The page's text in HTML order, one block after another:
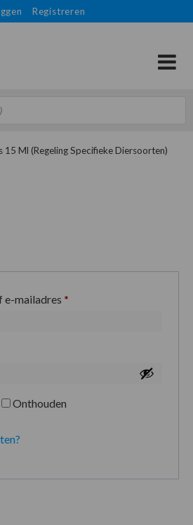
Registreren
15 Ml (Regeling Specifieke Diersoorten)
e-mailadres *
Onthouden